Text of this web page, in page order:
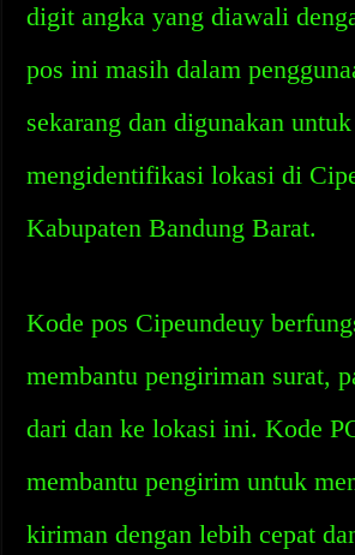
digit angka yang diawali
pos ini masih dalam
sekarang dan digunakan untuk
mengidentifikasi lokasi di
Kabupaten Bandung Barat.
Kode pos Cipeundeuy
membantu pengiriman surat,
dari dan ke lokasi ini. Kode
membantu pengirim untuk
kiriman dengan lebih cepat